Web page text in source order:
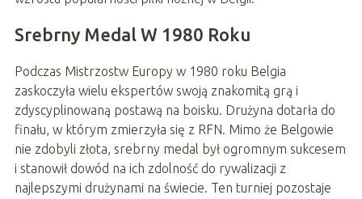
Srebrny Medal W 1980 Roku
Podczas Mistrzostw Europy w 1980 roku Belgia
zaskoczyła wielu ekspertów swoją znakomitą grą i
zdyscyplinowaną postawą na boisku. Drużyna dotarła do
finału, w którym zmierzyła się z RFN. Mimo że Belgowie
nie zdobyli złota, srebrny medal był ogromnym sukcesem
i stanowił dowód na ich zdolność do rywalizacji z
najlepszymi drużynami na świecie. Ten turniej pozostaje